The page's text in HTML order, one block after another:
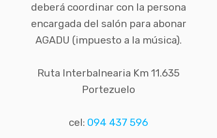
deberá coordinar con la persona
encargada del salón para abonar
AGADU (impuesto a la música).
Ruta Interbalnearia Km 11.635
Portezuelo
cel: 094 437 596